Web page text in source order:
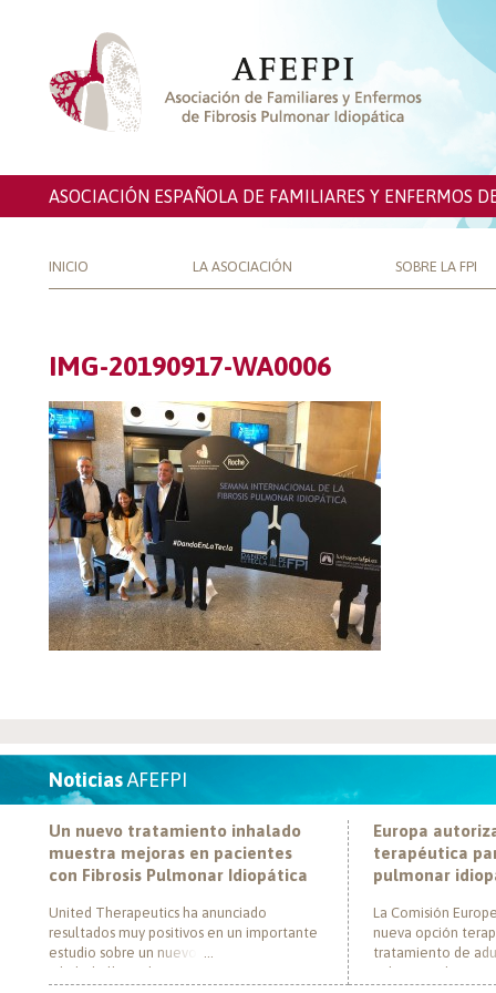
ASOCIACIÓN ESPAÑOLA DE FAMILIARES Y ENFERMOS
INICIO LA ASOCIACIÓN SOBRE LA FPI
IMG-20190917-WA0006
NoticiasAFEFPI
Un nuevo tratamiento inhalado
muestra mejoras en pacientes
con Fibrosis Pulmonar Idiopática
United Therapeutics ha anunciado
resultados muy positivos en un importante
estudio sobre un nuevo tratamiento
inhalado llamado Tyvaso, dirigido a
Europa
terapéutica
pulmonar
La Comisión
nueva opción
tratamiento de
pulmonar